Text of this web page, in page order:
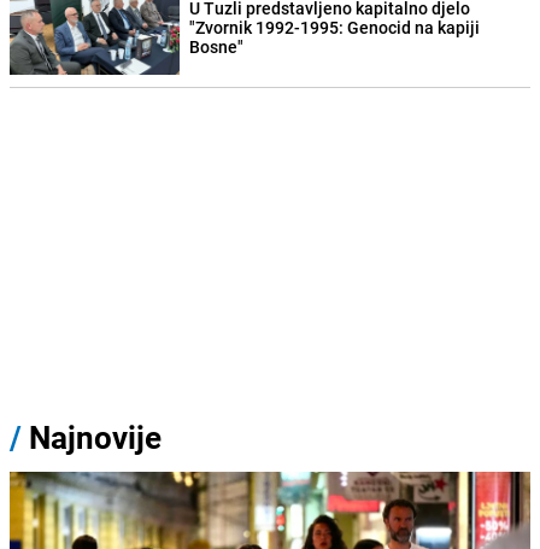
U Tuzli predstavljeno kapitalno djelo
"Zvornik 1992-1995: Genocid na kapiji
Bosne"
/ Najnovije